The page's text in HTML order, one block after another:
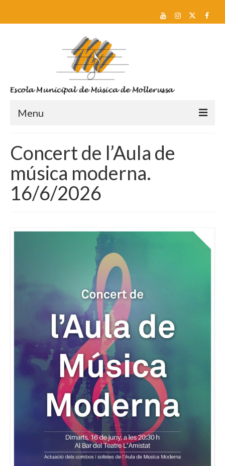
Menu
Escola
Sobre nosaltres
Equip docent
Calendari escolar
Lloguer d’instruments
Taxes
Activitats
Horaris curs 2026/2027
Contacta
Concert de l’Aula de
música moderna.
16/6/2026